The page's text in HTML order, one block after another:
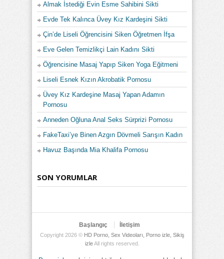
Almak İstediği Evin Esme Sahibini Sikti
Evde Tek Kalınca Üvey Kız Kardeşini Sikti
Çin’de Liseli Öğrencisini Siken Öğretmen İfşa
Eve Gelen Temizlikçi Lain Kadını Sikti
Öğrencisine Masaj Yapıp Siken Yoga Eğitmeni
Liseli Esnek Kızın Akrobatik Pornosu
Üvey Kız Kardeşine Masaj Yapan Adamın
Pornosu
Anneden Oğluna Anal Seks Sürprizi Pornosu
FakeTaxi’ye Binen Azgın Dövmeli Sarışın Kadın
Havuz Başında Mia Khalifa Pornosu
SON YORUMLAR
Başlangıç İletişim
Copyright 2026 © HD Porno, Sex Videoları, Porno izle, Sikiş
izleAll rights reserved.